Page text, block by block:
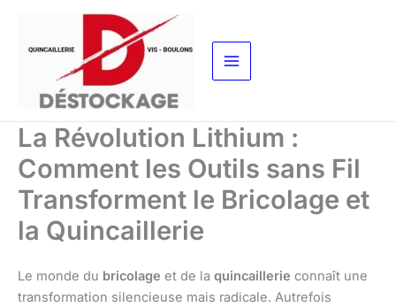
contenu
La Révolution Lithium :
Comment les Outils sans Fil
Transforment le Bricolage et
la Quincaillerie
Le monde du bricolage et de la quincaillerie connaît une
transformation silencieuse mais radicale. Autrefois